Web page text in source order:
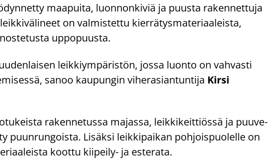
maa­pui­ta, luon­non­ki­viä ja puus­ta ra­ken­net­tu­ja
on val­mis­tet­tu kier­rä­tys­ma­te­ri­aa­leis­ta,
up­po­puus­ta.
leik­kiym­pä­ris­tön, jossa luon­to on vah­vas­ti
sanoo kau­pun­gin vi­he­rasian­tun­ti­ja Kirsi
ra­ken­ne­tus­sa ma­jas­sa, leik­ki­keit­tiös­sä ja puu­ve­
puun­run­gois­ta. Li­säk­si leik­ki­pai­kan poh­jois­puo­lel­le on
koot­tu kiipeily-​ ja es­te­ra­ta.